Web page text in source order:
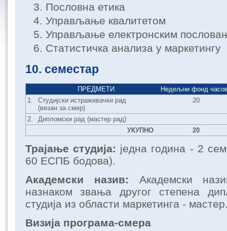
Пословна етика
Управљање квалитетом
Управљање електронским
Статистичка анализа у маркетингу
10. семестар
ПРЕДМЕТИ
Недељни фонд
1.
Студијски истраживачки рад
(везан за смер)
20
2.
Дипломски рад (мастер рад)
УКУПНО
20
Трајање студија: једна година - 2
60 ЕСПБ бодова).
Академски назив: Академски
назнаком звања другог степена
студија из области маркетинга -
Визија програма-смера